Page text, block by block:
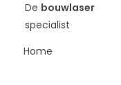
De bouwlaser
specialist
Home